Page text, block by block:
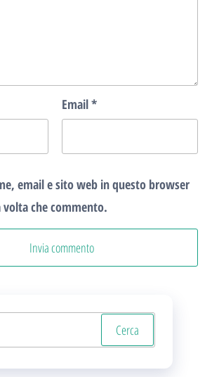
Email*
email e sito web in questo browser
volta che commento.